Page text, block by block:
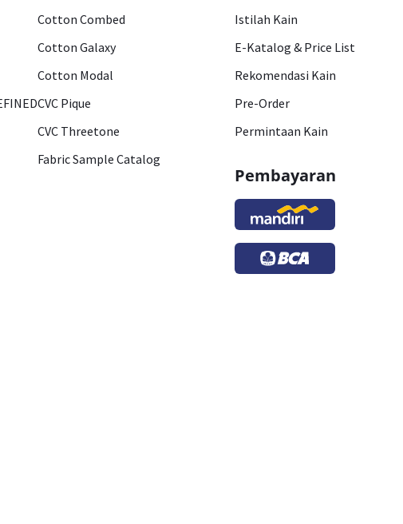
Cotton Combed
Cotton Galaxy
Cotton Modal
CVC Pique
CVC Threetone
Fabric Sample Catalog
Istilah Kain
E-Katalog & Price List
Rekomendasi Kain
Pre-Order
Permintaan Kain
Pembayaran